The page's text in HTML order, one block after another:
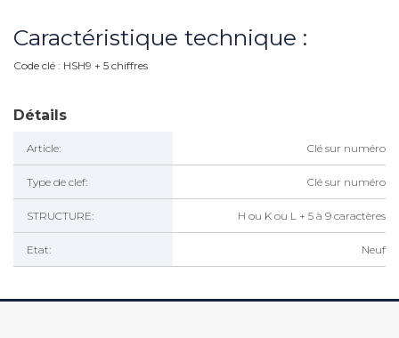
Caractéristique technique :
Code clé : HSH9 + 5 chiffres
Détails
Article: Clé sur numéro
Type de clef: Clé sur numéro
STRUCTURE: H ou K ou L + 5 à 9 caractères
Etat: Neuf